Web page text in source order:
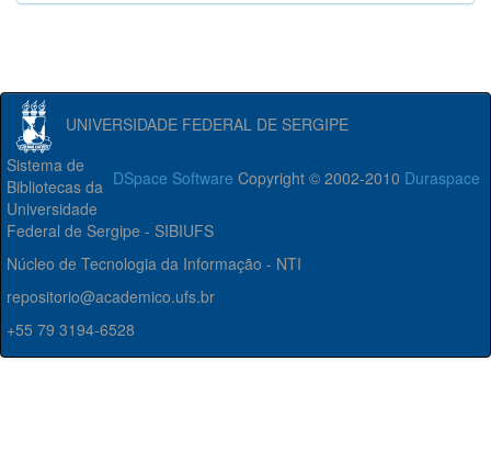
UNIVERSIDADE FEDERAL DE SERGIPE
DSpace Software Copyright © 2002-2010 Duraspace
Sistema de
Bibliotecas da
Universidade
Federal de Sergipe - SIBIUFS
Núcleo de Tecnologia da Informação - NTI
repositorio@academico.ufs.br
+55 79 3194-6528